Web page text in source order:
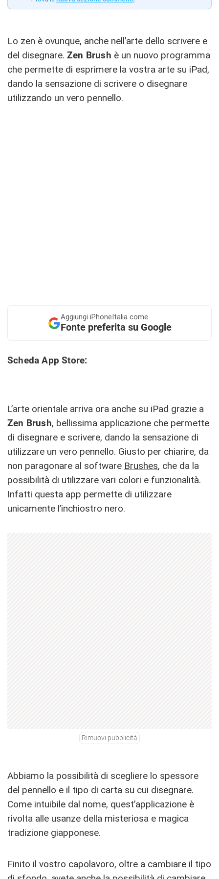
Lo zen è ovunque, anche nell’arte dello scrivere e
del disegnare. Zen Brush è un nuovo programma
che permette di esprimere la vostra arte su iPad,
dando la sensazione di scrivere o disegnare
utilizzando un vero pennello.
Aggiungi iPhoneItalia come
Fonte preferita su Google
Scheda App Store:
L’arte orientale arriva ora anche su iPad grazie a
Zen Brush, bellissima applicazione che permette
di disegnare e scrivere, dando la sensazione di
utilizzare un vero pennello. Giusto per chiarire, da
non paragonare al software Brushes, che da la
possibilità di utilizzare vari colori e funzionalità.
Infatti questa app permette di utilizzare
unicamente l’inchiostro nero.
Rimuovi pubblicità
Abbiamo la possibilità di scegliere lo spessore
del pennello e il tipo di carta su cui disegnare.
Come intuibile dal nome, quest’applicazione è
rivolta alle usanze della misteriosa e magica
tradizione giapponese.
Finito il vostro capolavoro, oltre a cambiare il tipo